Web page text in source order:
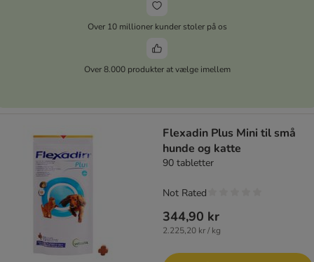
Over 10 millioner kunder stoler på os
Over 8.000 produkter at vælge imellem
Flexadin Plus Mini til små
hunde og katte
90 tabletter
344,90 kr
2.225,20 kr / kg
Not Rated